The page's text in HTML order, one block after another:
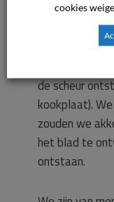
In onze ogen
zijn tussen
de scheur
kookplaat).
zouden we
het blad te
ontstaan.
cookies